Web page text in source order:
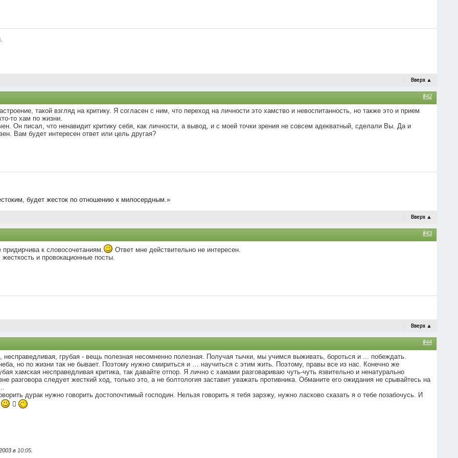
Вверх ▲
#42
такой взгляд на критику. Я согласен с ним, что переход на личности это хамство и невоспитанность, но также это и прием
то хам по жизни.
Он писал, что ненавидит критику себя, как личности, а вывод, и с моей точки зрения не совсем адекватный, сделали Вы. Да и
Вам будет интересен ответ или цель другая?
будет жесток по отношению к милосердным.»
Вверх ▲
#43
к словосочетаниям.
Ответ мне действительно не интересен.
и провокационные посты.
Вверх ▲
#44
несправедливая, грубая - вещь полезная несомненно полезная. Получая тычки, мы учимся выживать, бороться и ... побеждать.
но по жизни так не бывает. Поэтому нужно смириться и … научиться с этим жить. Поэтому, правы все из нас. Конечно же
хамская несправедливая критика, так давайте отпор. Я лично с хамами разговариваю чуть-чуть язвительно и ненатурально
разговора следует жесткий ход, только это, а не болтология заставит уважать противника. Обманите его ожидания не срывайтесь на
дурак нужно говорить достопочтимый господин. Нельзя говорить я тебя зарэжу, нужно ласково сказать я о тебе позабочусь. И

в 10:05